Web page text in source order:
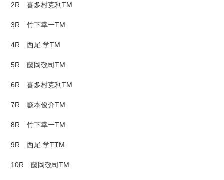
2R 喜多村克利TM
3R 竹下幸一TM
4R 西尾 学TM
5R 藤岡敬司TM
6R 喜多村克利TM
7R 籔本俊介TM
8R 竹下幸一TM
9R 西尾 学TTM
10R 藤岡敬司TM